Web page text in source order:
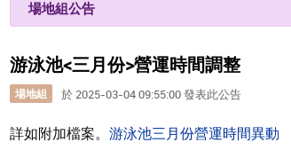
場地組公告
游泳池<三月份>營運時間調整
場地組 於 2025-03-04 09:55:00 發表此公告
詳如附加檔案。 游泳池三月份營運時間異動